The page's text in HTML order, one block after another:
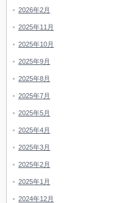
2026年2月
2025年11月
2025年10月
2025年9月
2025年8月
2025年7月
2025年5月
2025年4月
2025年3月
2025年2月
2025年1月
2024年12月